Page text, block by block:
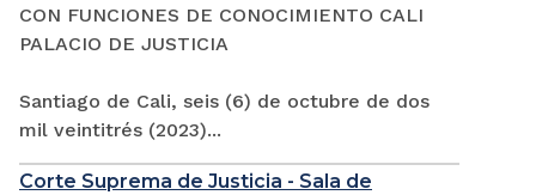
CON FUNCIONES DE CONOCIMIENTO CALI
PALACIO DE JUSTICIA
Santiago de Cali, seis (6) de octubre de dos
mil veintitrés (2023)...
Corte Suprema de Justicia - Sala de